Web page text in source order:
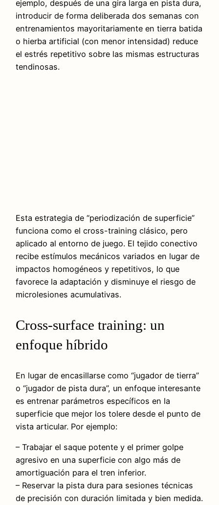
ejemplo, después de una gira larga en pista dura,
introducir de forma deliberada dos semanas con
entrenamientos mayoritariamente en tierra batida
o hierba artificial (con menor intensidad) reduce
el estrés repetitivo sobre las mismas estructuras
tendinosas.
Esta estrategia de “periodización de superficie”
funciona como el cross-training clásico, pero
aplicado al entorno de juego. El tejido conectivo
recibe estímulos mecánicos variados en lugar de
impactos homogéneos y repetitivos, lo que
favorece la adaptación y disminuye el riesgo de
microlesiones acumulativas.
Cross-surface training: un
enfoque híbrido
En lugar de encasillarse como “jugador de tierra”
o “jugador de pista dura”, un enfoque interesante
es entrenar parámetros específicos en la
superficie que mejor los tolere desde el punto de
vista articular. Por ejemplo:
– Trabajar el saque potente y el primer golpe
agresivo en una superficie con algo más de
amortiguación para el tren inferior.
– Reservar la pista dura para sesiones técnicas
de precisión con duración limitada y bien medida.